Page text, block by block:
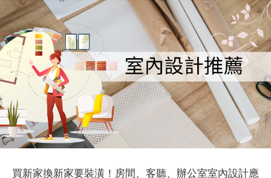
買新家換新家要裝潢！房間、客聽、辦公室室內設計應